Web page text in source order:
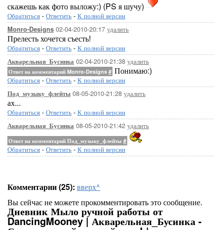
скажешь как фото выложу:) (PS я шучу)
Обратиться - Ответить - К полной версии
Monro-Designs 02-04-2010-20:17 удалить
Прелесть хочется съесть!
Обратиться - Ответить - К полной версии
Акварельная_Бусинка 02-04-2010-21:38 удалить
Ответ на комментарий Monro-Designs # Понимаю:)
Обратиться - Ответить - К полной версии
Под_музыку_флейты 08-05-2010-21:28 удалить
ах...
Обратиться - Ответить - К полной версии
Акварельная_Бусинка 08-05-2010-21:42 удалить
Ответ на комментарий Под_музыку_флейты #
Обратиться - Ответить - К полной версии
Комментарии (25): вверх^
Вы сейчас не можете прокомментировать это сообщение.
Дневник Мыло ручной работы от
DancingMooney | Акварельная_Бусинка -